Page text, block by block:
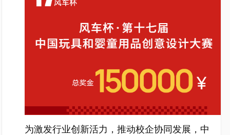
为激发行业创新活力，推动校企协同发展，中